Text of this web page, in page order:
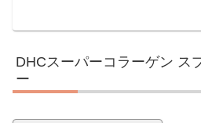
DHCスーパーコラーゲン ス
ー